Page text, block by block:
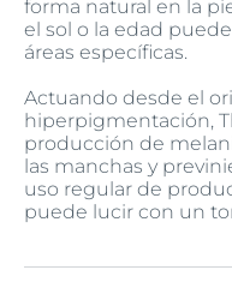
forma natural en la
el sol o la edad
áreas específicas.
Actuando desde el
hiperpigmentación,
producción de
las manchas y
uso regular de
puede lucir con un